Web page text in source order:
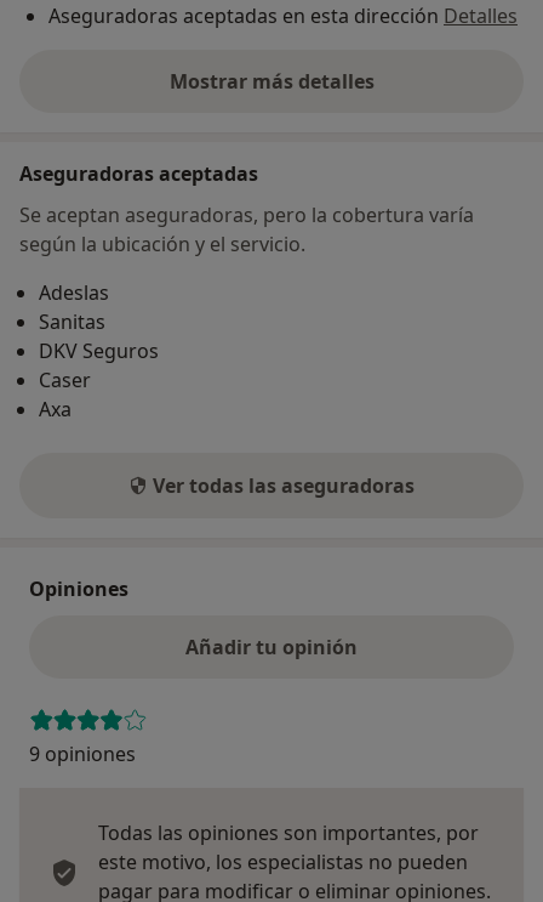
Aseguradoras aceptadas en esta dirección Detalles
Mostrar más detalles
sobre la dirección
Aseguradoras aceptadas
Se aceptan aseguradoras, pero la cobertura varía
según la ubicación y el servicio.
Adeslas
Sanitas
DKV Seguros
Caser
Axa
Ver todas las aseguradoras
Opiniones
Añadir tu opinión
9 opiniones
Todas las opiniones son importantes, por
este motivo, los especialistas no pueden
pagar para modificar o eliminar opiniones.